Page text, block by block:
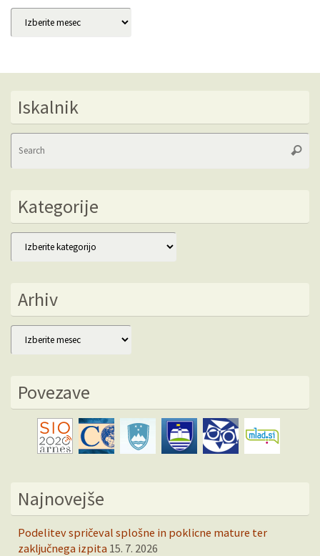
Arhivi
Iskalnik
Kategorije
Kategorije
Arhiv
Arhiv
Povezave
Najnovejše
Podelitev spričeval splošne in poklicne mature ter
zaključnega izpita 15. 7. 2026